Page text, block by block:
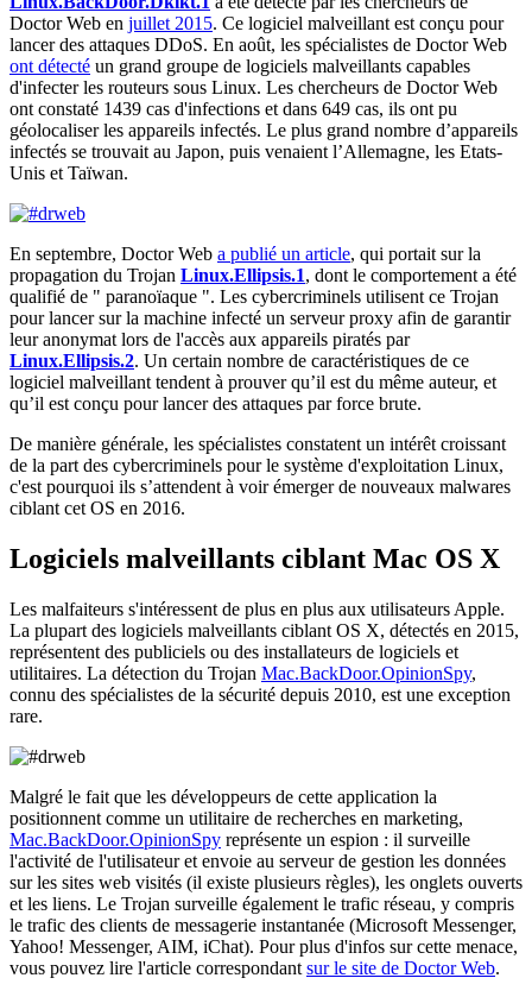
Doctor Web en juillet 2015. Ce logiciel malveillant est conçu pour
lancer des attaques DDoS. En août, les spécialistes de Doctor Web
ont détecté un grand groupe de logiciels malveillants capables
d'infecter les routeurs sous Linux. Les chercheurs de Doctor Web
ont constaté 1439 cas d'infections et dans 649 cas, ils ont pu
géolocaliser les appareils infectés. Le plus grand nombre d’appareils
infectés se trouvait au Japon, puis venaient l’Allemagne, les Etats-
Unis et Taïwan.
En septembre, Doctor Web a publié un article, qui portait sur la
propagation du Trojan Linux.Ellipsis.1, dont le comportement a été
qualifié de " paranoïaque ". Les cybercriminels utilisent ce Trojan
pour lancer sur la machine infecté un serveur proxy afin de garantir
leur anonymat lors de l'accès aux appareils piratés par
Linux.Ellipsis.2. Un certain nombre de caractéristiques de ce
logiciel malveillant tendent à prouver qu’il est du même auteur, et
qu’il est conçu pour lancer des attaques par force brute.
De manière générale, les spécialistes constatent un intérêt croissant
de la part des cybercriminels pour le système d'exploitation Linux,
c'est pourquoi ils s’attendent à voir émerger de nouveaux malwares
ciblant cet OS en 2016.
Logiciels malveillants ciblant Mac OS X
Les malfaiteurs s'intéressent de plus en plus aux utilisateurs Apple.
La plupart des logiciels malveillants ciblant OS X, détectés en 2015,
représentent des publiciels ou des installateurs de logiciels et
utilitaires. La détection du Trojan Mac.BackDoor.OpinionSpy,
connu des spécialistes de la sécurité depuis 2010, est une exception
rare.
Malgré le fait que les développeurs de cette application la
positionnent comme un utilitaire de recherches en marketing,
Mac.BackDoor.OpinionSpy représente un espion : il surveille
l'activité de l'utilisateur et envoie au serveur de gestion les données
sur les sites web visités (il existe plusieurs règles), les onglets ouverts
et les liens. Le Trojan surveille également le trafic réseau, y compris
le trafic des clients de messagerie instantanée (Microsoft Messenger,
Yahoo! Messenger, AIM, iChat). Pour plus d'infos sur cette menace,
vous pouvez lire l'article correspondant sur le site de Doctor Web.